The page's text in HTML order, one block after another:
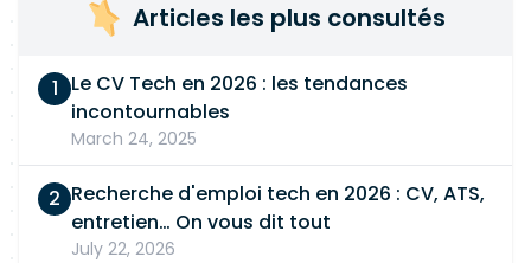
Articles les plus consultés
Le CV Tech en 2026 : les tendances
incontournables
March 24, 2025
Recherche d'emploi tech en 2026 : CV, ATS,
entretien… On vous dit tout
July 22, 2026